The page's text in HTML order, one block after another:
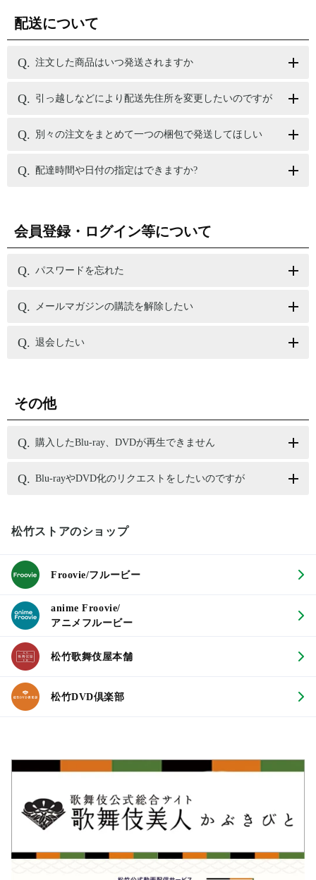
配送について
注文した商品はいつ発送されますか
引っ越しなどにより配送先住所を変更したいのですが
別々の注文をまとめて一つの梱包で発送してほしい
配達時間や日付の指定はできますか?
会員登録・ログイン等について
パスワードを忘れた
メールマガジンの購読を解除したい
退会したい
その他
購入したBlu-ray、DVDが再生できません
Blu-rayやDVD化のリクエストをしたいのですが
松竹ストアのショップ
Froovie/フルービー
anime Froovie/
アニメフルービー
松竹歌舞伎屋本舗
松竹DVD倶楽部